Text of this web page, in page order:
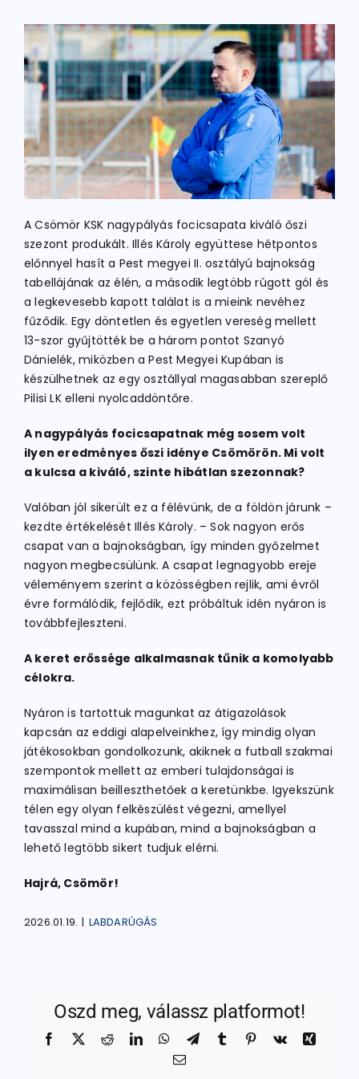
ATLÉTIKA
KERÉKPÁR
EGYÉB SPORTÁGAK
ELÉRHETŐSÉGEK
TAGDÍJ BEFIZETÉS
A Csömör KSK nagypályás focicsapata kiváló őszi
szezont produkált. Illés Károly együttese hétpontos
előnnyel hasít a Pest megyei II. osztályú bajnokság
tabellájának az élén, a második legtöbb rúgott gól és
a legkevesebb kapott találat is a mieink nevéhez
fűződik. Egy döntetlen és egyetlen vereség mellett
13-szor gyűjtötték be a három pontot Szanyó
Dánielék, miközben a Pest Megyei Kupában is
készülhetnek az egy osztállyal magasabban szereplő
Pilisi LK elleni nyolcaddöntőre.
A nagypályás focicsapatnak még sosem volt
ilyen eredményes őszi idénye Csömörön. Mi volt
a kulcsa a kiváló, szinte hibátlan szezonnak?
Valóban jól sikerült ez a félévünk, de a földön járunk –
kezdte értékelését Illés Károly. – Sok nagyon erős
csapat van a bajnokságban, így minden győzelmet
nagyon megbecsülünk. A csapat legnagyobb ereje
véleményem szerint a közösségben rejlik, ami évről
évre formálódik, fejlődik, ezt próbáltuk idén nyáron is
továbbfejleszteni.
A keret erőssége alkalmasnak tűnik a komolyabb
célokra.
Nyáron is tartottuk magunkat az átigazolások
kapcsán az eddigi alapelveinkhez, így mindig olyan
játékosokban gondolkozunk, akiknek a futball szakmai
szempontok mellett az emberi tulajdonságai is
maximálisan beilleszthetőek a keretünkbe. Igyekszünk
télen egy olyan felkészülést végezni, amellyel
tavasszal mind a kupában, mind a bajnokságban a
lehető legtöbb sikert tudjuk elérni.
Hajrá, Csömör!
2026.01.19. | LABDARÚGÁS
Oszd meg, válassz platformot!
Facebook
X RedditLinkedInWhatsApp
TelegramTumblr Pinterest
Vk
Xing
Email: